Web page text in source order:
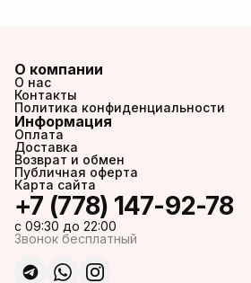
О компании
О нас
Контакты
Политика конфиденциальности
Информация
Оплата
Доставка
Возврат и обмен
Публичная оферта
Карта сайта
+7 (778) 147-92-78
c 09:30 до 22:00
Звонок бесплатный